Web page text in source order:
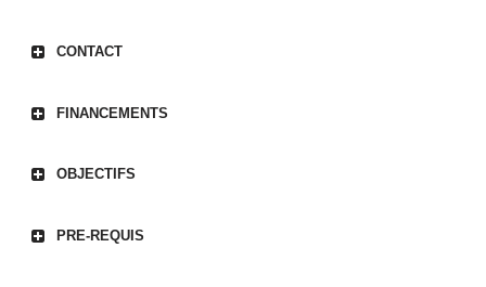
CONTACT
FINANCEMENTS
OBJECTIFS
PRE-REQUIS